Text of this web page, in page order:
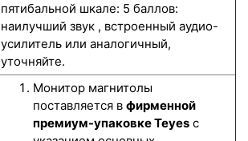
пятибальной шкале: 5 баллов:
наилучший звук , встроенный аудио-
усилитель или аналогичный,
уточняйте.
Монитор магнитолы
поставляется в фирменной
премиум-упаковке Teyes с